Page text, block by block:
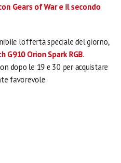
Gears of War e il secondo
l’offerta speciale del giorno,
G910 Orion Spark RGB.
dopo le 19 e 30 per acquistare
favorevole.